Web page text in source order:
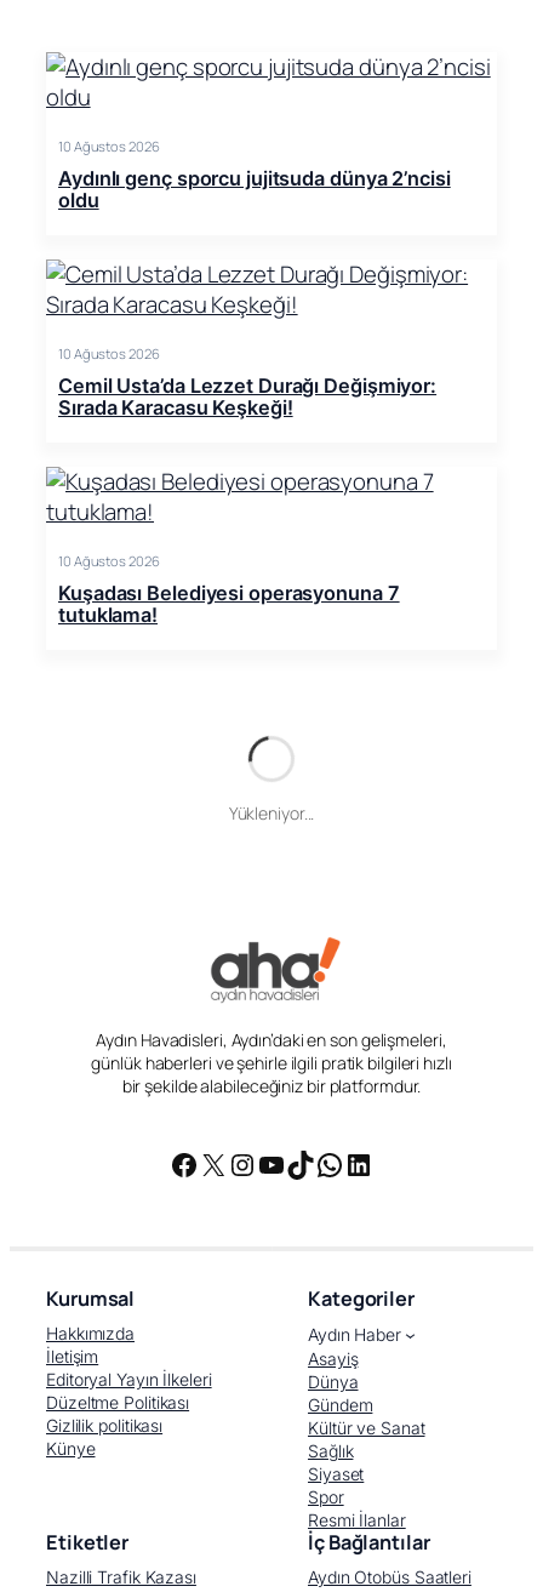
10 Ağustos 2026
Aydınlı genç sporcu jujitsuda dünya 2’ncisi
oldu
10 Ağustos 2026
Cemil Usta’da Lezzet Durağı Değişmiyor:
Sırada Karacasu Keşkeği!
10 Ağustos 2026
Kuşadası Belediyesi operasyonuna 7
tutuklama!
Aydın Haber
İhlas Haber Ajansı tarafından yayınlandı
13 Mayıs 2026, 15:11